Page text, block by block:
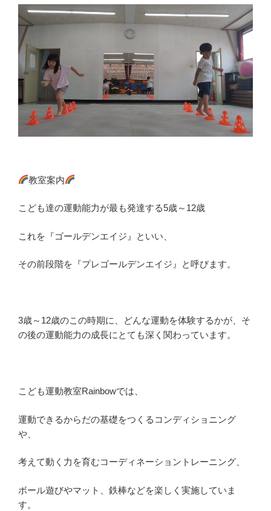
教室案内
こども達の運動能力が最も発達する5歳～12歳
これを『ゴールデンエイジ』といい、
その前段階を『プレゴールデンエイジ』と呼びます。
3歳～12歳のこの時期に、どんな運動を体験するかが、そ
の後の運動能力の成長にとても深く関わっています。
こども運動教室Rainbowでは、
運動できるからだの基礎をつくるコンディショニング
や、
考えて動く力を育むコーディネーショントレーニング、
ボール遊びやマット、鉄棒などを楽しく実施していま
す。